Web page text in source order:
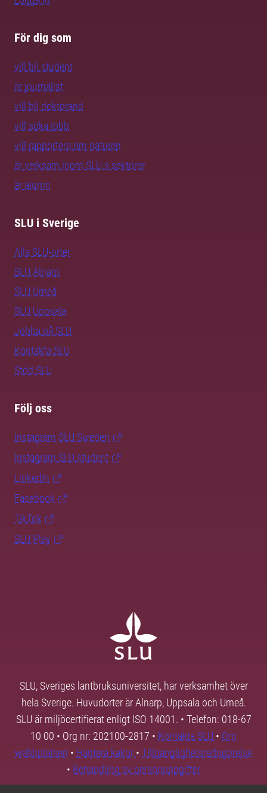
För dig som
vill bli student
är journalist
vill bli doktorand
vill söka jobb
vill rapportera om naturen
är verksam inom SLU:s sektorer
är alumn
SLU i Sverige
Alla SLU-orter
SLU Alnarp
SLU Umeå
SLU Uppsala
Jobba på SLU
Kontakta SLU
Stöd SLU
Följ oss
Instagram SLU.Sweden
Instagram SLU.student
LinkedIn
Facebook
TikTok
SLU Play
SLU, Sveriges lantbruksuniversitet, har verksamhet över
hela Sverige. Huvudorter är Alnarp, Uppsala och Umeå.
SLU är miljöcertifierat enligt ISO 14001. • Telefon: 018-67
10 00 • Org nr: 202100-2817 • Kontakta SLU • Om
webbplatsen • Hantera kakor • Tillgänglighetsredogörelse
• Behandling av personuppgifter